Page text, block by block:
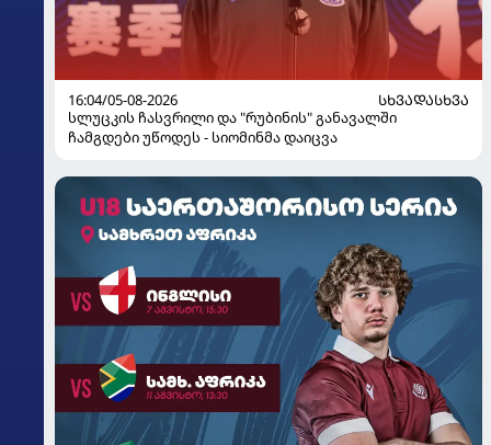
16:04/05-08-2026
ᲡᲮᲕᲐᲓᲐᲡᲮᲕᲐ
სლუცკის ჩასვრილი და "რუბინის" განავალში
ჩამგდები უწოდეს - სიომინმა დაიცვა